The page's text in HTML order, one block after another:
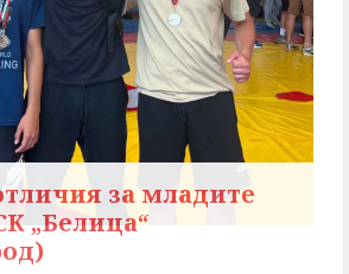
за младите
„Белица“